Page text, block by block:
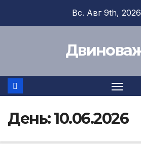
Вс. Авг 9th, 2026
День:10.06.2026